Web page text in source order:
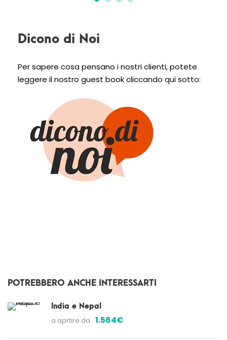
Dicono di Noi
Per sapere cosa pensano i nostri clienti, potete
leggere il nostro guest book cliccando qui sotto:
POTREBBERO ANCHE INTERESSARTI
India e Nepal
a aprtire da 1.564€